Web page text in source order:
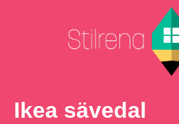
Ikea sävedal